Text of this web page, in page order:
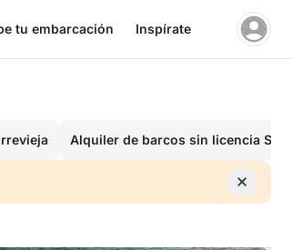
tu embarcación Inspírate
Alquiler de barcos sin licencia